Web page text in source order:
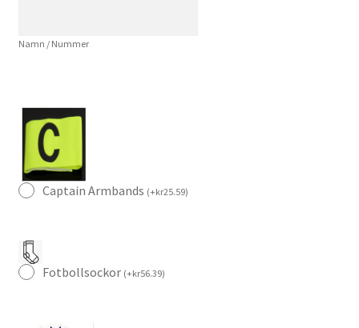
(+
mängd
Namn / Nummer
Captain Armbands (+kr25.59)
Fotbollsockor (+kr56.39)